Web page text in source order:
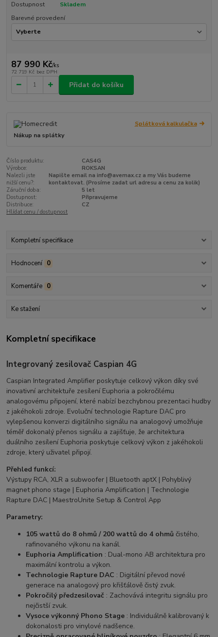
Dostupnost
Skladem
Barevné provedení
87 990 Kč/ks
72 719 Kč bez DPH
Přidat do košíku
Splátková kalkulačka
Nákup na splátky
Číslo produktu:
CAS4G
Výrobce:
ROKSAN
Nalezli jste
nižší cenu?:
Napište email na info@avemax.cz a my Vás budeme
kontaktovat. (Prosíme zadat url adresu a cenu za kolik)
Záruční doba:
5 let
Dostupnost:
Připravujeme
Distribuce:
CZ
Hlídat cenu / dostupnost
Kompletní specifikace
Hodnocení 0
Komentáře 0
Ke stažení
Kompletní specifikace
Integrovaný zesilovač Caspian 4G
Caspian Integrated Amplifier poskytuje celkový výkon díky své
inovativní architektuře zesílení Euphoria a pokročilému
analogovému připojení, které nabízí bezchybnou prezentaci hudby
z jakéhokoli zdroje. Evoluční technologie Rapture DAC pro
vylepšenou konverzi digitálního signálu na analogový umožňuje
téměř dokonalý přenos signálu a zajišťuje, že architektura
duálního zesílení Euphoria poskytuje celkový výkon z jakéhokoli
zdroje, který uživatel připojí.
Přehled funkcí:
Výstupy RCA, XLR a subwoofer | Bluetooth aptX | Pohyblivý
magnet phono stage | Euphoria Amplification | Technologie
Rapture DAC | MaestroUnite Setup & Control App
Parametry:
105 wattů do 8 ohmů / 200 wattů do 4 ohmů čistého,
rafinovaného výkonu na kanál.
Euphoria Amplification : Dual-mono AB architektura pro
maximální kontrolu a výkon.
Technologie Rapture DAC : Digitální převod nové
generace na analogový pro křišťálově čistý zvuk.
Pokročilý předzesilovač : Zachovává integritu signálu pro
nejčistší zvuk.
Vysoce výkonný Phono Stage : Individuálně kalibrovaný k
dokonalosti pro vinylové nadšence.